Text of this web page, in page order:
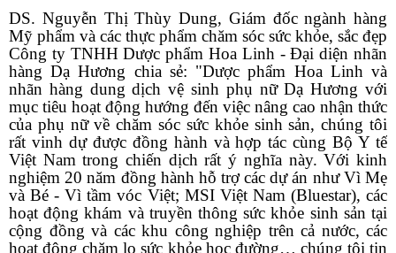
DS. Nguyễn Thị Thùy Dung, Giám đốc ngành hàng
Mỹ phẩm và các thực phẩm chăm sóc sức khỏe, sắc đẹp
Công ty TNHH Dược phẩm Hoa Linh - Đại diện nhãn
hàng Dạ Hương chia sẻ: "Dược phẩm Hoa Linh và
nhãn hàng dung dịch vệ sinh phụ nữ Dạ Hương với
mục tiêu hoạt động hướng đến việc nâng cao nhận thức
của phụ nữ về chăm sóc sức khỏe sinh sản, chúng tôi
rất vinh dự được đồng hành và hợp tác cùng Bộ Y tế
Việt Nam trong chiến dịch rất ý nghĩa này. Với kinh
nghiệm 20 năm đồng hành hỗ trợ các dự án như Vì Mẹ
và Bé - Vì tầm vóc Việt; MSI Việt Nam (Bluestar), các
hoạt động khám và truyền thông sức khỏe sinh sản tại
cộng đồng và các khu công nghiệp trên cả nước, các
hoạt động chăm lo sức khỏe học đường… chúng tôi tin